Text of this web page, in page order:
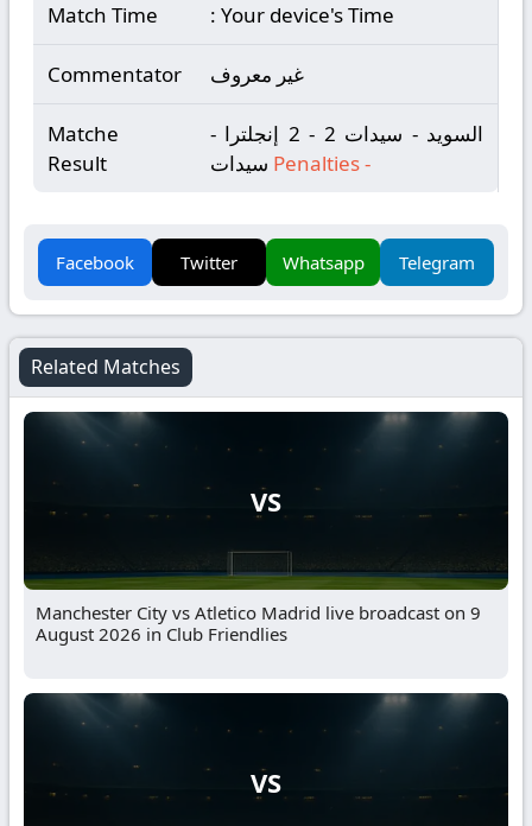
Match Time : Your device's Time
Commentator غير معروف
Matche
Result
السويد - سيدات 2 - 2 إنجلترا -
Penalties-
Facebook Twitter Whatsapp Telegram
Related Matches
VS
Manchester City vs Atletico Madrid live broadcast on 9
August 2026 in Club Friendlies
VS